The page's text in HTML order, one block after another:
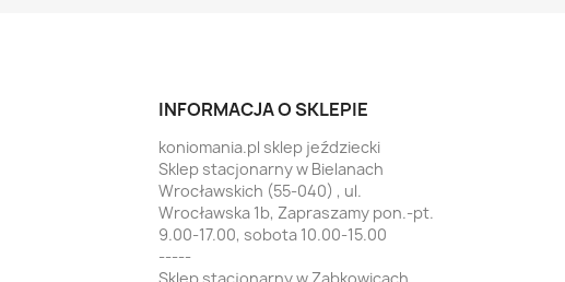
INFORMACJA O SKLEPIE
koniomania.pl sklep jeździecki
Sklep stacjonarny w Bielanach
Wrocławskich (55-040) , ul.
Wrocławska 1b, Zapraszamy pon.-pt.
9.00-17.00, sobota 10.00-15.00
-----